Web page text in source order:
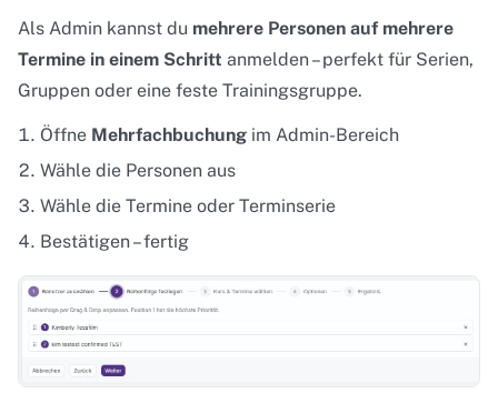
Als Admin kannst du mehrere Personen auf mehrere
Termine in einem Schritt anmelden – perfekt für Serien,
Gruppen oder eine feste Trainingsgruppe.
Öffne Mehrfachbuchung im Admin-Bereich
Wähle die Personen aus
Wähle die Termine oder Terminserie
Bestätigen – fertig